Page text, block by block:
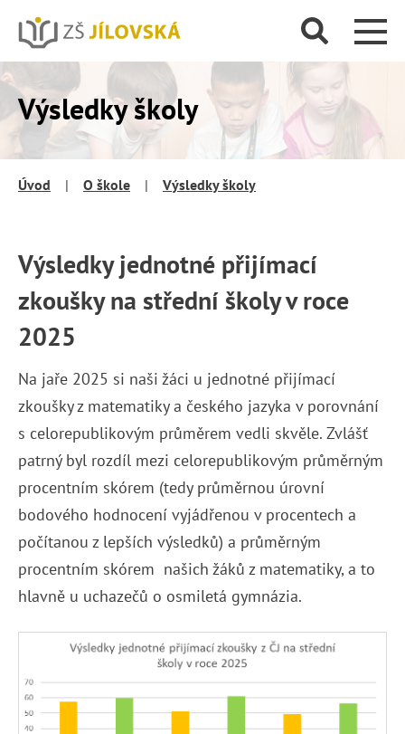
Výsledky školy
Úvod | O škole | Výsledky školy
Výsledky jednotné přijímací
zkoušky na střední školy v roce
2025
Na jaře 2025 si naši žáci u jednotné přijímací
zkoušky z matematiky a českého jazyka v porovnání
s celorepublikovým průměrem vedli skvěle. Zvlášť
patrný byl rozdíl mezi celorepublikovým průměrným
procentním skórem (tedy průměrnou úrovní
bodového hodnocení vyjádřenou v procentech a
počítanou z lepších výsledků) a průměrným
procentním skórem našich žáků z matematiky, a to
hlavně u uchazečů o osmiletá gymnázia.